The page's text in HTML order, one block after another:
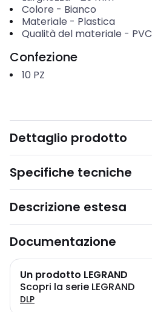
Colore - Bianco
Materiale - Plastica
Qualità del materiale - PVC
Confezione
10 PZ
Dettaglio prodotto
Specifiche tecniche
Descrizione estesa
Documentazione
Un prodotto LEGRAND
Scopri la serie LEGRAND
DLP